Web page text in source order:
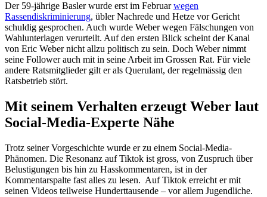
Der 59-jährige Basler wurde erst im Februarwegen
Rassendiskriminierung, übler Nachrede und Hetze vor Gericht
schuldig gesprochen. Auch wurde Weber wegen Fälschungen von
Wahlunterlagen verurteilt. Auf den ersten Blick scheint der Kanal
von Eric Weber nicht allzu politisch zu sein. Doch Weber nimmt
seine Follower auch mit in seine Arbeit im Grossen Rat. Für viele
andere Ratsmitglieder gilt er als Querulant, der regelmässig den
Ratsbetrieb stört.
Mit seinem Verhalten erzeugt Weber laut
Social-Media-Experte Nähe
Trotz seiner Vorgeschichte wurde er zu einem Social-Media-
Phänomen. Die Resonanz auf Tiktok ist gross, von Zuspruch über
Belustigungen bis hin zu Hasskommentaren, ist in der
Kommentarspalte fast alles zu lesen. Auf Tiktok erreicht er mit
seinen Videos teilweise Hunderttausende – vor allem Jugendliche.